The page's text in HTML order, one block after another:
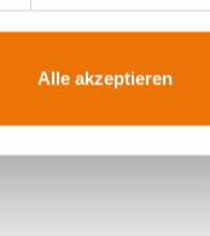
Alle akzeptieren